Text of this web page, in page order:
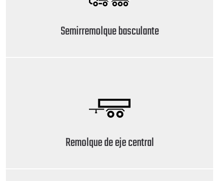
Semirremolque basculante
Remolque de eje central